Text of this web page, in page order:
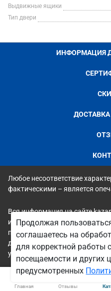
Выдвижные ящики
Тип двери
ИНФОРМАЦИЯ
Любое несоответствие
фактическими – является
Вся информация на сайте
исключительно
при каких условиях не
дополнительную информацию
указанным на сайте.
Главная Отзывы
Продолжая
соглашаетесь на
для корректной работы
посещаемости и других
предусмотренных